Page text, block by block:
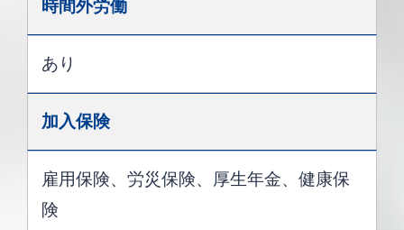
時間外労働
あり
加入保険
雇用保険、労災保険、厚生年金、健康保
険